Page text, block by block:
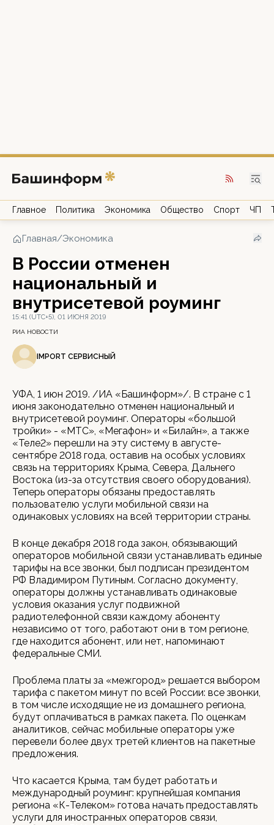
Главное Политика Экономика Общество Спорт ЧП
Главная/Экономика
В России отменен
национальный и
внутрисетевой роуминг
15:41 (UTC+5), 01 ИЮНЯ 2019
РИА НОВОСТИ
IMPORT СЕРВИСНЫЙ
УФА, 1 июн 2019. /ИА «Башинформ»/. В стране с 1
июня законодательно отменен национальный и
внутрисетевой роуминг. Операторы «большой
тройки» - «МТС», «Мегафон» и «Билайн», а также
«Теле2» перешли на эту систему в августе-
сентябре 2018 года, оставив на особых условиях
связь на территориях Крыма, Севера, Дальнего
Востока (из-за отсутствия своего оборудования).
Теперь операторы обязаны предоставлять
пользователю услуги мобильной связи на
одинаковых условиях на всей территории страны.
В конце декабря 2018 года закон, обязывающий
операторов мобильной связи устанавливать единые
тарифы на все звонки, был подписан президентом
РФ Владимиром Путиным. Согласно документу,
операторы должны устанавливать одинаковые
условия оказания услуг подвижной
радиотелефонной связи каждому абоненту
независимо от того, работают они в том регионе,
где находится абонент, или нет, напоминают
федеральные СМИ.
Проблема платы за «межгород» решается выбором
тарифа с пакетом минут по всей России: все звонки,
в том числе исходящие не из домашнего региона,
будут оплачиваться в рамках пакета. По оценкам
аналитиков, сейчас мобильные операторы уже
перевели более двух третей клиентов на пакетные
предложения.
Что касается Крыма, там будет работать и
международный роуминг: крупнейшая компания
региона «К-Телеком» готова начать предоставлять
услуги для иностранных операторов связи,